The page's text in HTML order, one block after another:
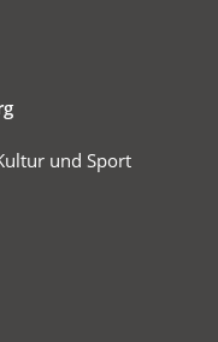
und Sport